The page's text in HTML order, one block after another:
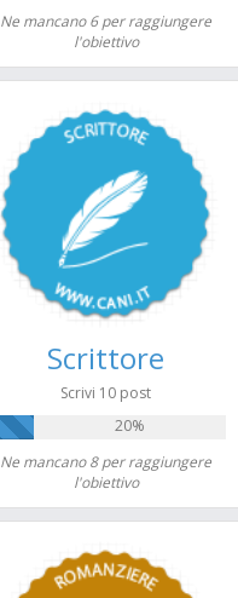
Ne mancano 6 per raggiungere
l'obiettivo
Scrittore
Scrivi 10 post
20%
Ne mancano 8 per raggiungere
l'obiettivo